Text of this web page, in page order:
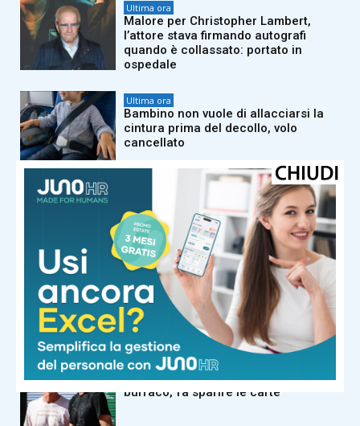
Ultima ora
Malore per Christopher Lambert,
l’attore stava firmando autografi
quando è collassato: portato in
ospedale
Ultima ora
Bambino non vuole di allacciarsi la
cintura prima del decollo, volo
cancellato
Sinner salta il Masters 1000 di
Cincinnati: “Problema al ginocchio
destro”
Ultima ora
Furgone con braccianti a bordo si
ribalta nel Foggiano, un morto e 7
feriti
Ultima ora
L’aneddoto di Cahill: “Sinner bara a
burraco, fa sparire le carte”